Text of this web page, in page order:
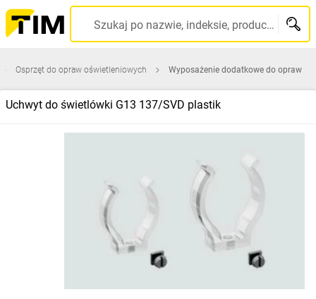
Szukaj po nazwie, indeksie, producencie, kodzie kreskowym...
Osprzęt do opraw oświetleniowych Wyposażenie dodatkowe do opraw
Uchwyt do świetlówki G13 137/SVD plastik